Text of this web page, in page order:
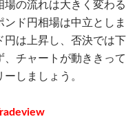
場の流れは大きく変わる
ド円相場は中立としま
は上昇し、否決では下
チャートが動ききって
しましょう。